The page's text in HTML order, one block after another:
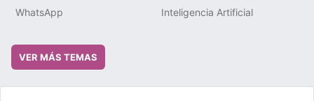
WhatsApp Inteligencia Artificial
VER MÁS TEMAS